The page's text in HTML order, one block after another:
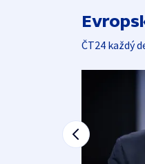
ČT24 každý